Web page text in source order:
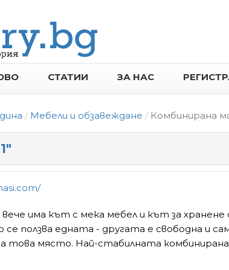
СТАТИИ ЗА НАС
Мебели и обзавеждане Комбинирана
има кът с мека мебел и кът за хранене
ползва едната - другата е свободна и
това място. Най-стабилната комбинирана